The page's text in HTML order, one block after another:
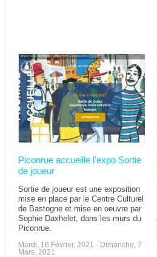
Piconrue accueille l'expo Sortie
de joueur
Sortie de joueur est une exposition
mise en place par le Centre Culturel
de Bastogne et mise en oeuvre par
Sophie Daxhelet, dans les murs du
Piconrue.
Mardi, 16 Février, 2021 - Dimanche, 7
Mars, 2021